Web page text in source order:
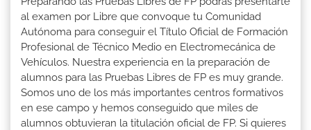
al examen por Libre que convoque tu Comunidad
Autónoma para conseguir el Título Oficial de Formación
Profesional de Técnico Medio en Electromecánica de
Vehículos. Nuestra experiencia en la preparación de
alumnos para las Pruebas Libres de FP es muy grande.
Somos uno de los más importantes centros formativos
en ese campo y hemos conseguido que miles de
alumnos obtuvieran la titulación oficial de FP. Si quieres